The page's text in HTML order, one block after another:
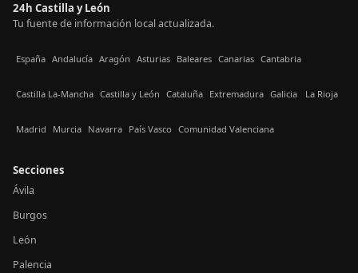
24h Castilla y León
Tu fuente de información local actualizada.
España Andalucía Aragón Asturias Baleares Canarias Cantabria
Castilla La-Mancha Castilla y León Cataluña Extremadura Galicia La Rioja
Madrid Murcia Navarra País Vasco Comunidad Valenciana
Secciones
Ávila
Burgos
León
Palencia